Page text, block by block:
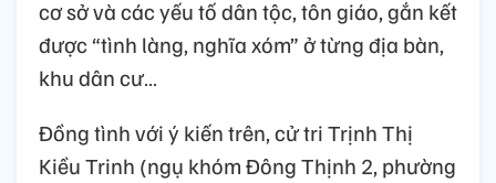
cơ sở và các yếu tố dân tộc, tôn giáo, gắn kết
được “tình làng, nghĩa xóm” ở từng địa bàn,
khu dân cư…
Đồng tình với ý kiến trên, cử tri Trịnh Thị
Kiều Trinh (ngụ khóm Đông Thịnh 2, phường